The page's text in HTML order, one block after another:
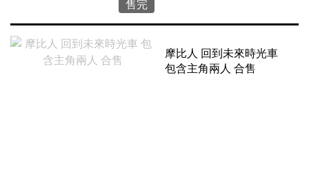
售完
摩比人 回到未來時光車
包含主角兩人 合售